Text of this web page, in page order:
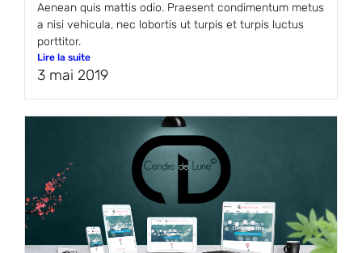
Aenean quis mattis odio. Praesent condimentum metus
a nisi vehicula, nec lobortis ut turpis et turpis luctus
porttitor.
Lire la suite
3 mai 2019